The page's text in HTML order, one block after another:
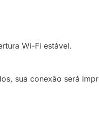
Wi-Fi estável.
sua conexão será